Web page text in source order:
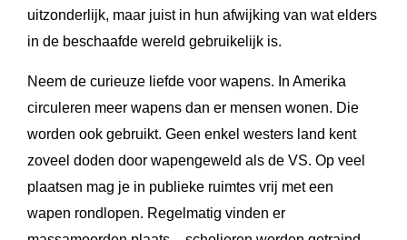
uitzonderlijk, maar juist in hun afwijking van wat elders
in de beschaafde wereld gebruikelijk is.
Neem de curieuze liefde voor wapens. In Amerika
circuleren meer wapens dan er mensen wonen. Die
worden ook gebruikt. Geen enkel westers land kent
zoveel doden door wapengeweld als de VS. Op veel
plaatsen mag je in publieke ruimtes vrij met een
wapen rondlopen. Regelmatig vinden er